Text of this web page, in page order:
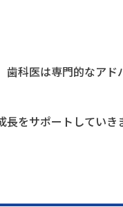
科医は専門的なアド
をサポートしていき